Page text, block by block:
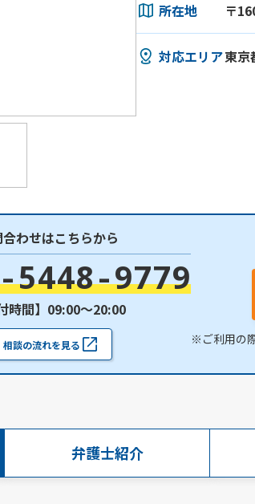
所在地 〒
対応エリア東京
わせはこちらから
5448-9779
時間】09:00〜20:00
相談の流れを見る ※ご利用の
弁護士紹介